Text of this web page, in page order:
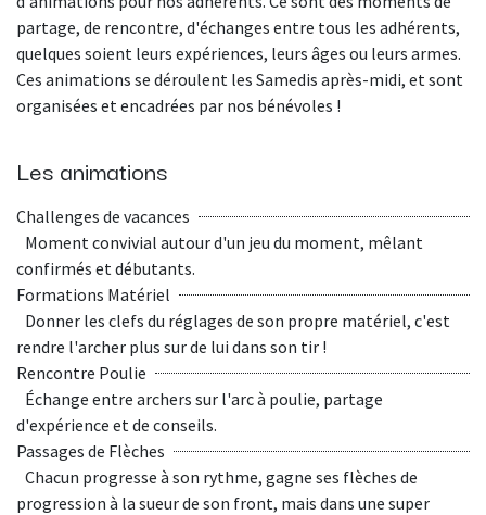
partage, de rencontre, d'échanges entre tous les adhérents,
quelques soient leurs expériences, leurs âges ou leurs armes.
Ces animations se déroulent les Samedis après-midi, et sont
organisées et encadrées par nos bénévoles !
Les animations
Challenges de vacances
Moment convivial autour d'un jeu du moment, mêlant
confirmés et débutants.
Formations Matériel
Donner les clefs du réglages de son propre matériel, c'est
rendre l'archer plus sur de lui dans son tir !
Rencontre Poulie
Échange entre archers sur l'arc à poulie, partage
d'expérience et de conseils.
Passages de Flèches
Chacun progresse à son rythme, gagne ses flèches de
progression à la sueur de son front, mais dans une super